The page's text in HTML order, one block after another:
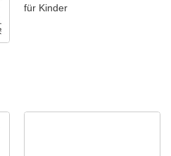
für Kinder